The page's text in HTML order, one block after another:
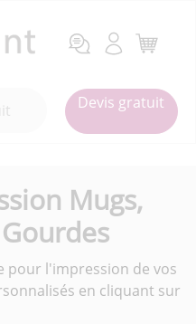
Devis gratuit
Mugs,
pour l'impression de vos
en cliquant sur